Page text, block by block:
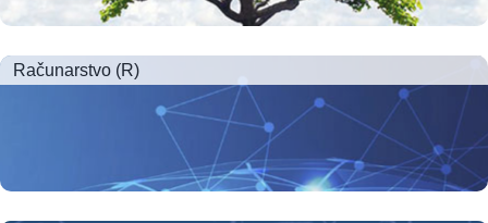
Računarstvo (R)